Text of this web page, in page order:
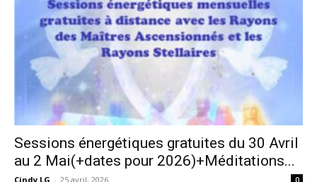
Sessions énergétiques gratuites du 30 Avril
au 2 Mai(+dates pour 2026)+Méditations...
Cindy LG - 25 avril, 2026 0